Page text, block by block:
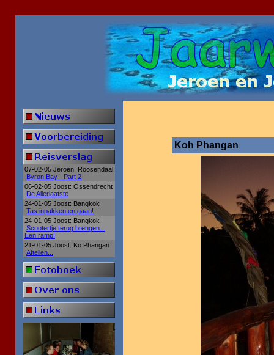
07-02-05 Jeroen: Roosendaal
Byron Bay - Part 2
06-02-05 Joost: Ossendrecht
De Allerlaatste
24-01-05 Joost: Bangkok
Tas inpakken en gaan!
24-01-05 Joost: Bangkok
Scootertje terug brengen...
Een ramp!
21-01-05 Joost: Ko Phangan
Aftellen...
Koh Phangan